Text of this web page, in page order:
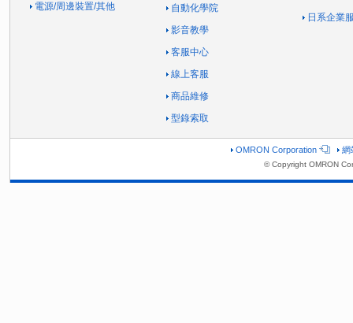
電源/周邊裝置/其他
自動化學院
影音教學
客服中心
線上客服
商品維修
型錄索取
日系企業
OMRON Corporation 網
© Copyright OMRON